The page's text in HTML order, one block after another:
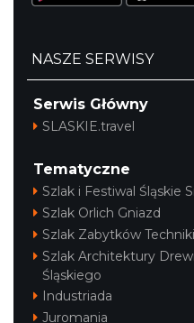
NASZE SERWISY
Serwis Główny
SLASKIE.travel
Tematyczne
Szlak i Festiwal Śląskie
Szlak Orlich Gniazd
Szlak Zabytków Techniki
Szlak Architektury
Śląskiego
Industriada
Juromania